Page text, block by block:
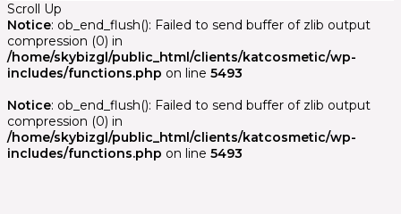
Scroll Up
Notice: ob_end_flush(): Failed to send buffer of zlib output
compression (0) in
/home/skybizgl/public_html/clients/katcosmetic/wp-
includes/functions.php on line 5493
Notice: ob_end_flush(): Failed to send buffer of zlib output
compression (0) in
/home/skybizgl/public_html/clients/katcosmetic/wp-
includes/functions.php on line 5493